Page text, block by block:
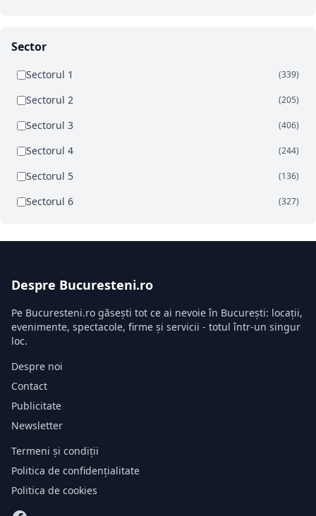
Sector
Sectorul 1 (339)
Sectorul 2 (205)
Sectorul 3 (406)
Sectorul 4 (244)
Sectorul 5 (136)
Sectorul 6 (327)
Despre Bucuresteni.ro
Pe Bucuresteni.ro găsești tot ce ai nevoie în București: locații,
evenimente, spectacole, firme și servicii - totul într-un singur
loc.
Despre noi
Contact
Publicitate
Newsletter
Termeni și condiții
Politica de confidențialitate
Politica de cookies